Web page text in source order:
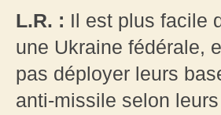
L.R. : Il est plus facile
une Ukraine fédérale,
pas déployer leurs
anti-missile selon